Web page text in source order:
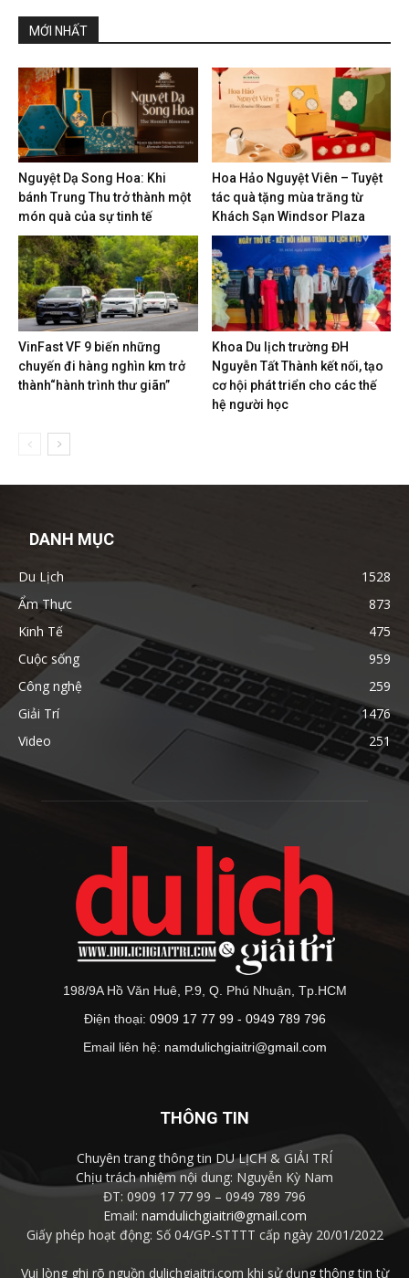
MỚI NHẤT
Nguyệt Dạ Song Hoa: Khi
bánh Trung Thu trở thành một
món quà của sự tinh tế
Hoa Hảo Nguyệt Viên – Tuyệt
tác quà tặng mùa trăng từ
Khách Sạn Windsor Plaza
VinFast VF 9 biến những
chuyến đi hàng nghìn km trở
thành“hành trình thư giãn”
Khoa Du lịch trường ĐH
Nguyễn Tất Thành kết nối, tạo
cơ hội phát triển cho các thế
hệ người học
DANH MỤC
Du Lịch
1528
Ẩm Thực
873
Kinh Tế
475
Cuộc sống
959
Công nghệ
259
Giải Trí
1476
Video
251
198/9A Hồ Văn Huê, P.9, Q. Phú Nhuận, Tp.HCM
Điện thoại: 0909 17 77 99 - 0949 789 796
Email liên hệ: namdulichgiaitri@gmail.com
THÔNG TIN
Chuyên trang thông tin DU LỊCH & GIẢI TRÍ
Chịu trách nhiệm nội dung: Nguyễn Kỳ Nam
ĐT: 0909 17 77 99 – 0949 789 796
Email: namdulichgiaitri@gmail.com
Giấy phép hoạt động: Số 04/GP-STTTT cấp ngày 20/01/2022
Vui lòng ghi rõ nguồn dulichgiaitri.com khi sử dụng thông tin từ